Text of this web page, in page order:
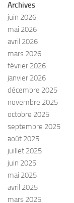
Archives
juin 2026
mai 2026
avril 2026
mars 2026
février 2026
janvier 2026
décembre 2025
novembre 2025
octobre 2025
septembre 2025
août 2025
juillet 2025
juin 2025
mai 2025
avril 2025
mars 2025